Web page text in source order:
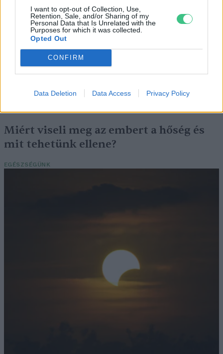
I want to opt-out of Collection, Use,
Retention, Sale, and/or Sharing of my
Personal Data that Is Unrelated with the
Purposes for which it was collected.
Opted Out
CONFIRM
Data Deletion Data Access Privacy Policy
Még Paks kiesését is áthidalhatná a
megfelelő energiatárolás
ENERGIA
Minden évszázadra jutott egy
Miért viseli meg az embert a hőség és
mit tehetünk ellene?
EGÉSZSÉGÜNK